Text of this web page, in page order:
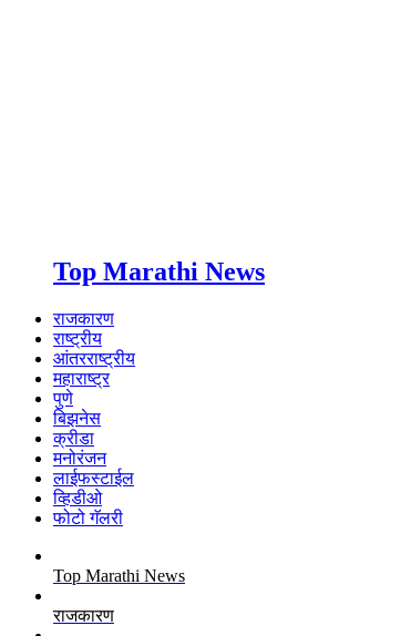
Top Marathi News
राजकारण
राष्ट्रीय
आंतरराष्ट्रीय
महाराष्ट्र
पुणे
बिझनेस
क्रीडा
मनोरंजन
लाईफस्टाईल
व्हिडीओ
फोटो गॅलरी
Top Marathi News
राजकारण